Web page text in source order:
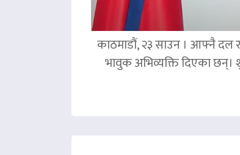
काठमाडौं, २३ साउन । आफ्नै दल
भावुक अभिव्यक्ति दिएका छन्।